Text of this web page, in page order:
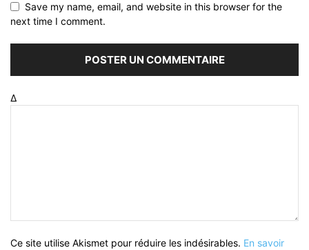
Save my name, email, and website in this browser for the
next time I comment.
Δ
Ce site utilise Akismet pour réduire les indésirables. En savoir